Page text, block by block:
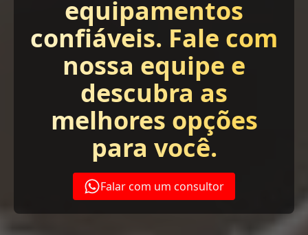
equipamentos
confiáveis. Fale com
nossa equipe e
descubra as
melhores opções
para você.
Falar com um consultor